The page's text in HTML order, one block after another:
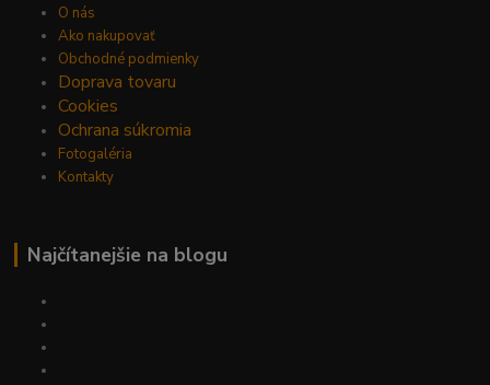
O nás
Ako nakupovať
Obchodné podmienky
Doprava tovaru
Cookies
Ochrana súkromia
Fotogaléria
Kontakty
Najčítanejšie na blogu